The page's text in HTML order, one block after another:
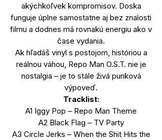
akýchkoľvek kompromisov. Doska
funguje úplne samostatne aj bez znalosti
filmu a dodnes má rovnakú energiu ako v
čase vydania.
Ak hľadáš vinyl s postojom, históriou a
reálnou váhou, Repo Man O.S.T. nie je
nostalgia – je to stále živá punková
výpoveď.
Tracklist:
A1 Iggy Pop – Repo Man Theme
A2 Black Flag – TV Party
A3 Circle Jerks – When the Shit Hits the